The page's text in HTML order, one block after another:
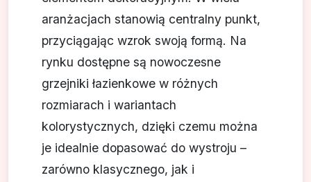
aranżacjach stanowią centralny punkt,
przyciągając wzrok swoją formą. Na
rynku dostępne są nowoczesne
grzejniki łazienkowe w różnych
rozmiarach i wariantach
kolorystycznych, dzięki czemu można
je idealnie dopasować do wystroju –
zarówno klasycznego, jak i